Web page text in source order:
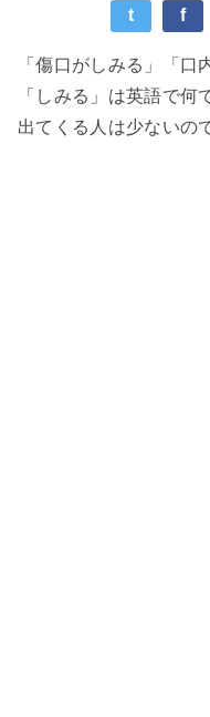
t f
「傷口がしみる」「口
「しみる」は英語で何
出てくる人は少ないの